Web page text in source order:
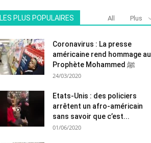
LES PLUS POPULAIRES All Plus
Coronavirus : La presse
américaine rend hommage au
Prophète Mohammed ﷺ
24/03/2020
Etats-Unis : des policiers
arrêtent un afro-américain
sans savoir que c’est...
01/06/2020